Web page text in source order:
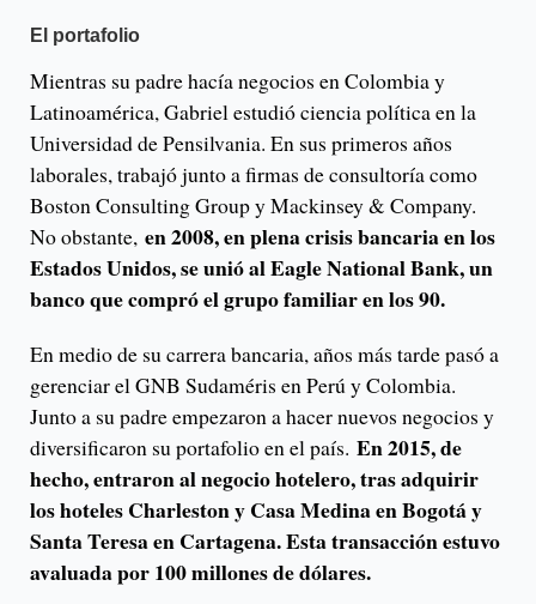
El portafolio
Mientras su padre hacía negocios en Colombia y
Latinoamérica, Gabriel estudió ciencia política en la
Universidad de Pensilvania. En sus primeros años
laborales, trabajó junto a firmas de consultoría como
Boston Consulting Group y Mackinsey & Company.
No obstante, en 2008, en plena crisis bancaria en los
Estados Unidos, se unió al Eagle National Bank, un
banco que compró el grupo familiar en los 90.
En medio de su carrera bancaria, años más tarde pasó a
gerenciar el GNB Sudaméris en Perú y Colombia.
Junto a su padre empezaron a hacer nuevos negocios y
diversificaron su portafolio en el país. En 2015, de
hecho, entraron al negocio hotelero, tras adquirir
los hoteles Charleston y Casa Medina en Bogotá y
Santa Teresa en Cartagena. Esta transacción estuvo
avaluada por 100 millones de dólares.